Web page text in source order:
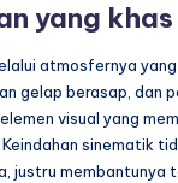
yang khas
atmosfernya
gelap berasap, dan
visual yang
sinematik
justru membantunya